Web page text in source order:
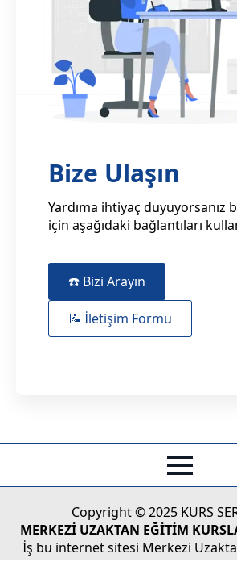
Bize Ulaşın
Yardıma ihtiyaç duyuyorsanız
için aşağıdaki bağlantıları
☎️ Bizi Arayın
📝 İletişim Formu
Copyright © 2025 KURS
MERKEZİ UZAKTAN EĞİTİM
İş bu internet sitesi Merkezi